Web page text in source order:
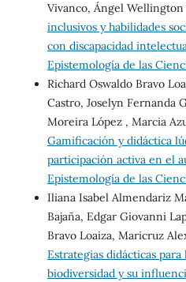
Vivanco, Ángel
inclusivos y habilidades
con discapacidad
Epistemología de las
Richard Oswaldo Bravo
Castro, Joselyn Fernanda
Moreira López , Marcia
Gamificación y didáctica
participación activa en el
Epistemología de las
Iliana Isabel Almendariz
Bajaña, Edgar Giovanni
Bravo Loaiza, Maricruz
Estrategias didácticas
biodiversidad y su